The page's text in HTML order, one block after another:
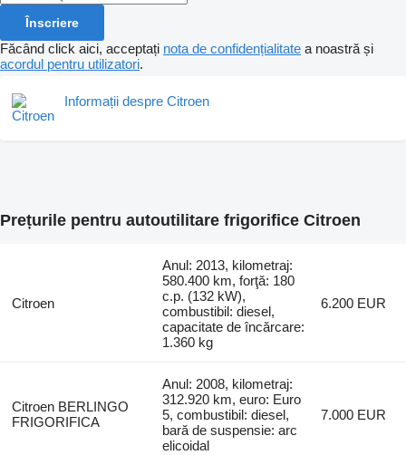
Înscriere
Făcând click aici, acceptați nota de confidențialitate a noastră și
acordul pentru utilizatori.
Informații despre Citroen
Prețurile pentru autoutilitare frigorifice Citroen
Citroen
Anul: 2013, kilometraj:
580.400 km, forţă: 180
c.p. (132 kW),
combustibil: diesel,
capacitate de încărcare:
1.360 kg
6.200 EUR
Citroen BERLINGO
FRIGORIFICA
Anul: 2008, kilometraj:
312.920 km, euro: Euro
5, combustibil: diesel,
bară de suspensie: arc
elicoidal
7.000 EUR